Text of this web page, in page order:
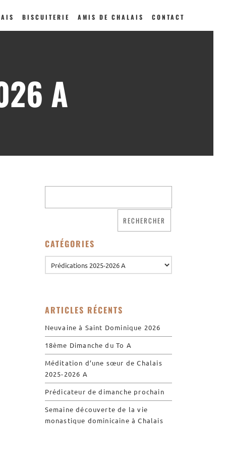
BISCUITERIE AMIS DE CHALAIS CONTACT
Historique
Visite symbolique de
Accueil monastique
Horaires
Demande de séjour
Bénévolat
A
CATÉGORIES
ARTICLES RÉCENTS
Neuvaine à Saint Dominique 2026
18ème Dimanche du To A
Méditation d’une sœur de Chalais
2025-2026 A
Prédicateur de dimanche prochain
Semaine découverte de la vie
monastique dominicaine à Chalais